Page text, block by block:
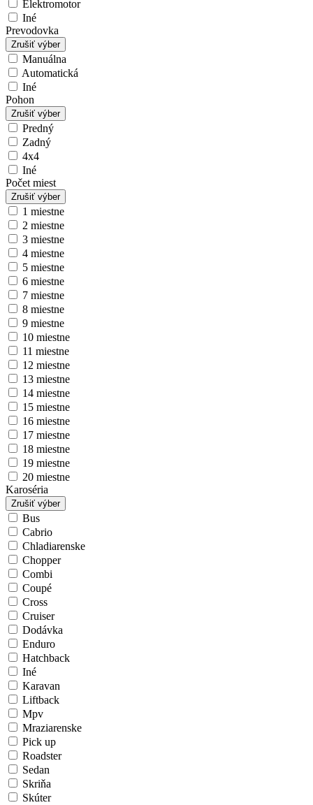
Elektromotor
Iné
Prevodovka
Zrušiť výber
Manuálna
Automatická
Iné
Pohon
Zrušiť výber
Predný
Zadný
4x4
Iné
Počet miest
Zrušiť výber
1 miestne
2 miestne
3 miestne
4 miestne
5 miestne
6 miestne
7 miestne
8 miestne
9 miestne
10 miestne
11 miestne
12 miestne
13 miestne
14 miestne
15 miestne
16 miestne
17 miestne
18 miestne
19 miestne
20 miestne
Karoséria
Zrušiť výber
Bus
Cabrio
Chladiarenske
Chopper
Combi
Coupé
Cross
Cruiser
Dodávka
Enduro
Hatchback
Iné
Karavan
Liftback
Mpv
Mraziarenske
Pick up
Roadster
Sedan
Skriňa
Skúter